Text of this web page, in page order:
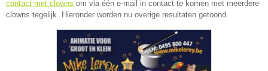
contact met clowns om via één e-mail in contact te komen met meerdere
clowns tegelijk. Hieronder worden nu overige resultaten getoond.